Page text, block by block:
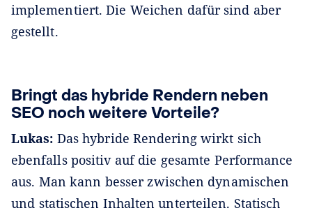
implementiert. Die Weichen dafür sind aber
gestellt.
Bringt das hybride Rendern neben
SEO noch weitere Vorteile?
Lukas: Das hybride Rendering wirkt sich
ebenfalls positiv auf die gesamte Performance
aus. Man kann besser zwischen dynamischen
und statischen Inhalten unterteilen. Statisch